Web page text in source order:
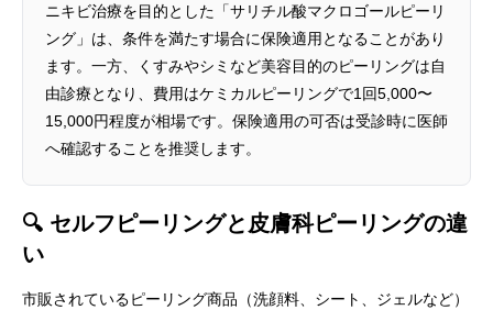
ニキビ治療を目的とした「サリチル酸マクロゴールピーリ
ング」は、条件を満たす場合に保険適用となることがあり
ます。一方、くすみやシミなど美容目的のピーリングは自
由診療となり、費用はケミカルピーリングで1回5,000〜
15,000円程度が相場です。保険適用の可否は受診時に医師
へ確認することを推奨します。
🔍 セルフピーリングと皮膚科ピーリングの違
い
市販されているピーリング商品（洗顔料、シート、ジェルなど）